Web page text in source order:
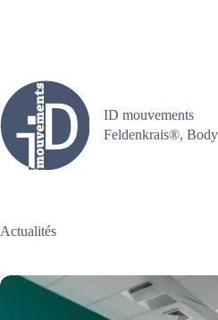
ID mouvements
Feldenkrais®,
Actualités